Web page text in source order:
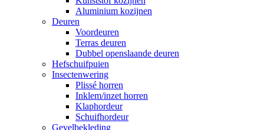
Aluminium kozijnen
Deuren
Voordeuren
Terras deuren
Dubbel openslaande deuren
Hefschuifpuien
Insectenwering
Plissé horren
Inklem/inzet horren
Klaphordeur
Schuifhordeur
Gevelbekleding